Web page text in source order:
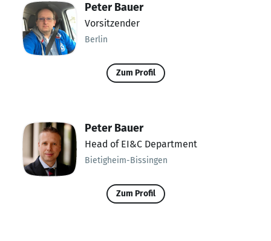
Peter Bauer
Vorsitzender
Berlin
Zum Profil
Peter Bauer
Head of EI&C Department
Bietigheim-Bissingen
Zum Profil